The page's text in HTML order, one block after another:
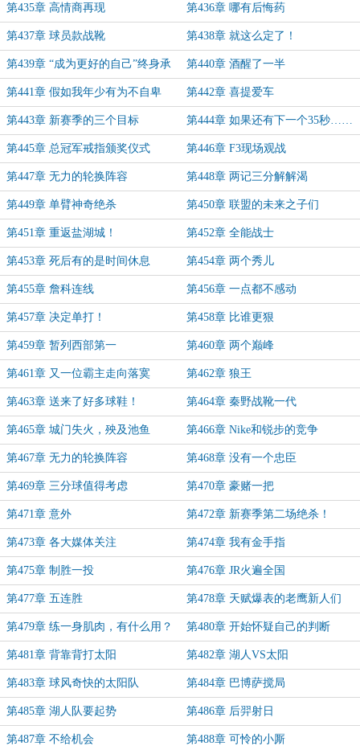
第435章 高情商再现 第436章 哪有后悔药
第437章 球员款战靴 第438章 就这么定了！
第439章 “成为更好的自己”终身承
诺
第440章 酒醒了一半
第441章 假如我年少有为不自卑 第442章 喜提爱车
第443章 新赛季的三个目标 第444章 如果还有下一个35秒……
第445章 总冠军戒指颁奖仪式 第446章 F3现场观战
第447章 无力的轮换阵容 第448章 两记三分解解渴
第449章 单臂神奇绝杀 第450章 联盟的未来之子们
第451章 重返盐湖城！ 第452章 全能战士
第453章 死后有的是时间休息 第454章 两个秀儿
第455章 詹科连线 第456章 一点都不感动
第457章 决定单打！ 第458章 比谁更狠
第459章 暂列西部第一 第460章 两个巅峰
第461章 又一位霸主走向落寞 第462章 狼王
第463章 送来了好多球鞋！ 第464章 秦野战靴一代
第465章 城门失火，殃及池鱼 第466章 Nike和锐步的竞争
第467章 无力的轮换阵容 第468章 没有一个忠臣
第469章 三分球值得考虑 第470章 豪赌一把
第471章 意外 第472章 新赛季第二场绝杀！
第473章 各大媒体关注 第474章 我有金手指
第475章 制胜一投 第476章 JR火遍全国
第477章 五连胜 第478章 天赋爆表的老鹰新人们
第479章 练一身肌肉，有什么用？ 第480章 开始怀疑自己的判断
第481章 背靠背打太阳 第482章 湖人VS太阳
第483章 球风奇快的太阳队 第484章 巴博萨搅局
第485章 湖人队要起势 第486章 后羿射日
第487章 不给机会 第488章 可怜的小厮